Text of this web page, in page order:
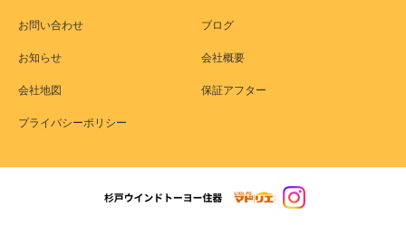
お問い合わせ ブログ
お知らせ 会社概要
会社地図 保証アフター
プライバシーポリシー